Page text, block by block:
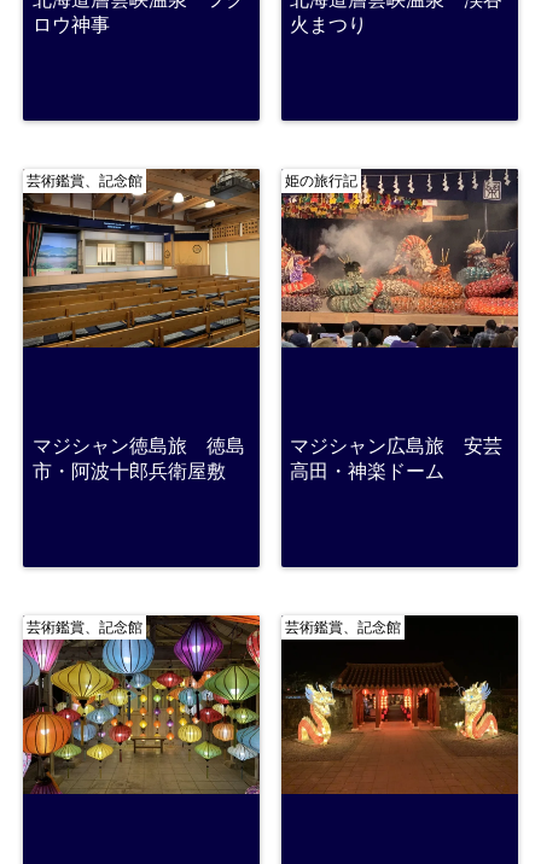
ロウ神事
火まつり
芸術鑑賞、記念館
マジシャン徳島旅 徳島
市・阿波十郎兵衛屋敷
姫の旅行記
マジシャン広島旅 安芸
高田・神楽ドーム
芸術鑑賞、記念館 芸術鑑賞、記念館